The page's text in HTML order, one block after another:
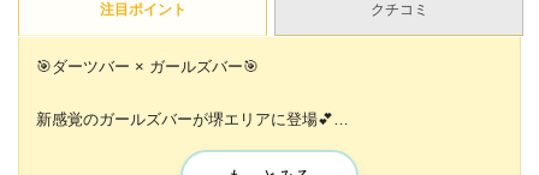
注目ポイント クチコミ
🎯ダーツバー × ガールズバー🎯
新感覚のガールズバーが堺エリアに登場💕
当店は経験に応じて時給2000円スタート！